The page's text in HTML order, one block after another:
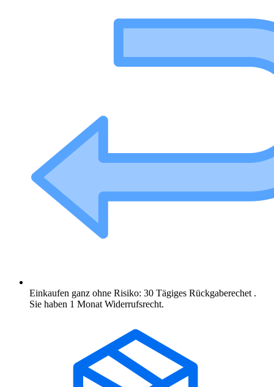
Einkaufen ganz ohne Risiko: 30 Tägiges Rückgaberechet .
Sie haben 1 Monat Widerrufsrecht.